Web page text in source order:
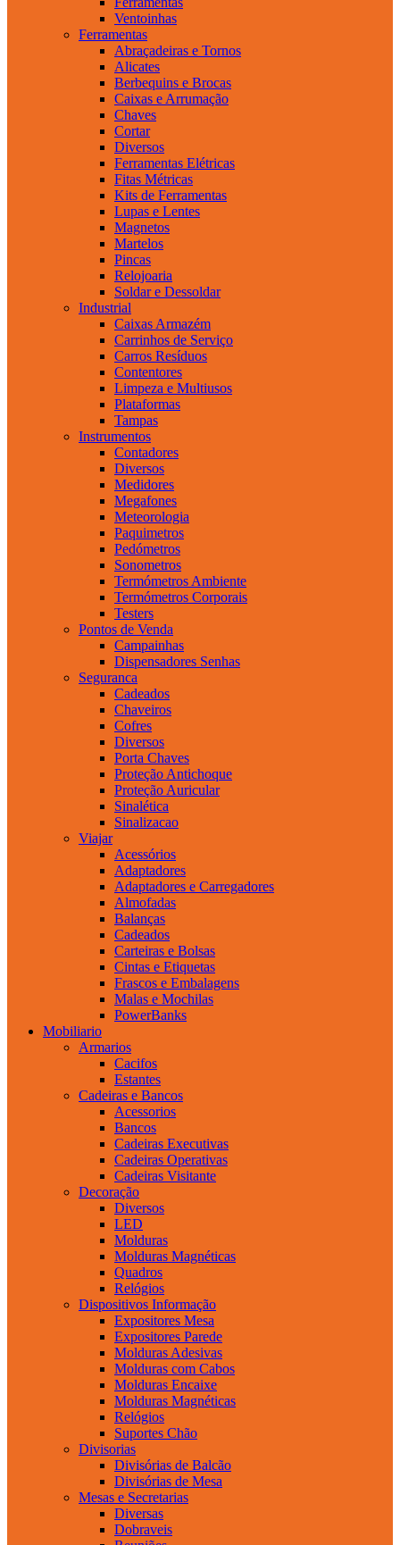
Ventoinhas
Ferramentas
Abraçadeiras e Tornos
Alicates
Berbequins e Brocas
Caixas e Arrumação
Chaves
Cortar
Diversos
Ferramentas Elétricas
Fitas Métricas
Kits de Ferramentas
Lupas e Lentes
Magnetos
Martelos
Pincas
Relojoaria
Soldar e Dessoldar
Industrial
Caixas Armazém
Carrinhos de Serviço
Carros Resíduos
Contentores
Limpeza e Multiusos
Plataformas
Tampas
Instrumentos
Contadores
Diversos
Medidores
Megafones
Meteorologia
Paquimetros
Pedómetros
Sonometros
Termómetros Ambiente
Termómetros Corporais
Testers
Pontos de Venda
Campainhas
Dispensadores Senhas
Seguranca
Cadeados
Chaveiros
Cofres
Diversos
Porta Chaves
Proteção Antichoque
Proteção Auricular
Sinalética
Sinalizacao
Viajar
Acessórios
Adaptadores
Adaptadores e Carregadores
Almofadas
Balanças
Cadeados
Carteiras e Bolsas
Cintas e Etiquetas
Frascos e Embalagens
Malas e Mochilas
PowerBanks
Mobiliario
Armarios
Cacifos
Estantes
Cadeiras e Bancos
Acessorios
Bancos
Cadeiras Executivas
Cadeiras Operativas
Cadeiras Visitante
Decoração
Diversos
LED
Molduras
Molduras Magnéticas
Quadros
Relógios
Dispositivos Informação
Expositores Mesa
Expositores Parede
Molduras Adesivas
Molduras com Cabos
Molduras Encaixe
Molduras Magnéticas
Relógios
Suportes Chão
Divisorias
Divisórias de Balcão
Divisórias de Mesa
Mesas e Secretarias
Diversas
Dobraveis